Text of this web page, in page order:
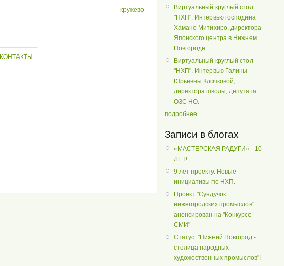
кружево
КОНТАКТЫ
Виртуальный круглый стол
"НХП". Интервью господина
Хамано Митихиро, директора
Японского центра в Нижнем
Новгороде.
Виртуальный круглый стол
"НХП". Интервью Галины
Юрьевны Клочковой,
директора школы, депутата
ОЗС НО.
подробнее
Записи в блогах
«МАСТЕРСКАЯ РАДУГИ» - 10
ЛЕТ!
9 лет проекту. Новые
инициативы по НХП.
Проект "Сундучок
нижегородских промыслов"
анонсирован на "Конкурсе
СМИ"
Статус: "Нижний Новгород -
столица народных
художественных промыслов"!